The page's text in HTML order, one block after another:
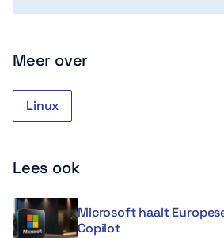
Meer over
Linux
Lees ook
Microsoft haalt
Copilot